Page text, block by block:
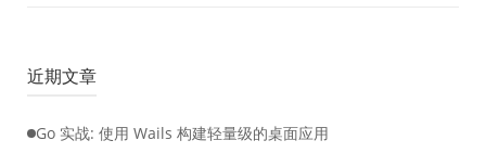
近期文章
Go 实战: 使用 Wails 构建轻量级的桌面应用